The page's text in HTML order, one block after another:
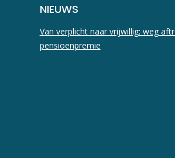
NIEUWS
Van verplicht naar vrijwillig: weg
pensioenpremie